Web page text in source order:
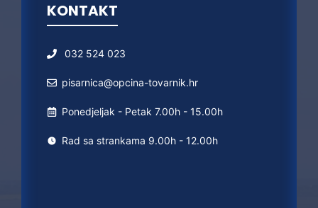
KONTAKT
032 524 023
pisarnica@opcina-tovarnik.hr
Ponedjeljak - Petak 7.00h - 15.00h
Rad sa strankama 9.00h - 12.00h